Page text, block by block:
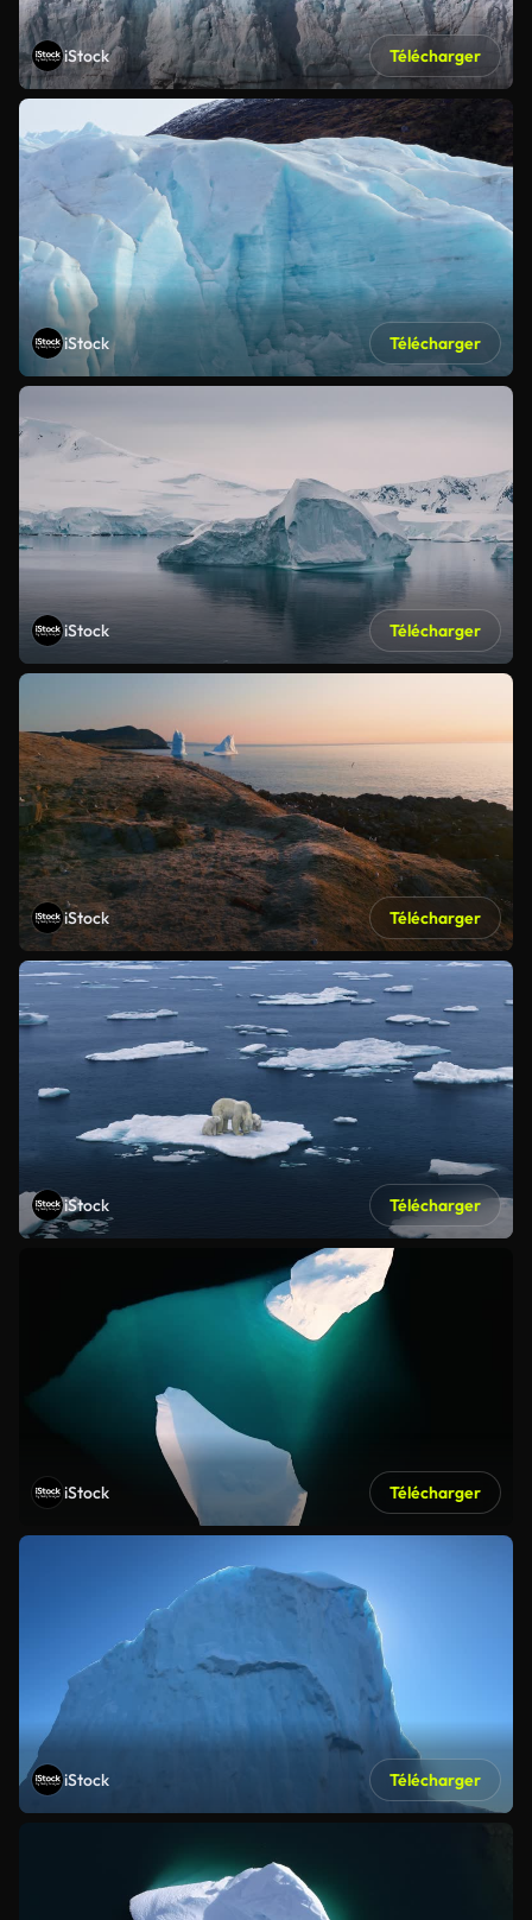
iStock Télécharger
iStock Télécharger
iStock Télécharger
iStock Télécharger
iStock Télécharger
iStock Télécharger
iStock Télécharger